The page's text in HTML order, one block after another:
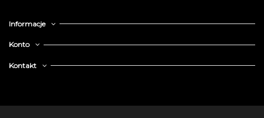
Informacje
Konto
Kontakt